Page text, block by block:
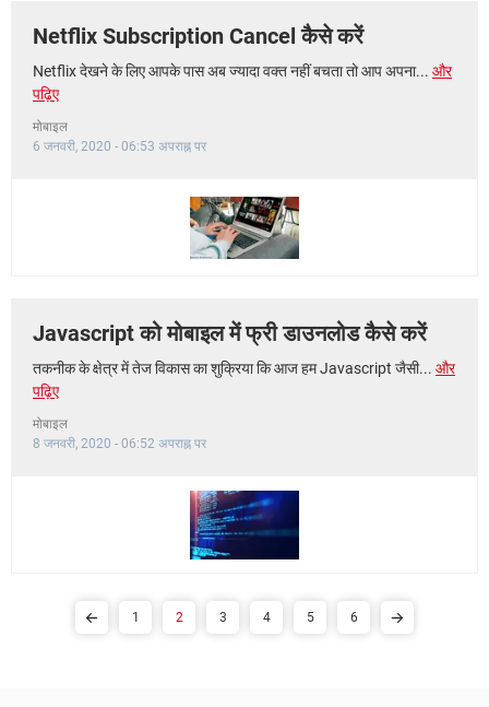
Netflix Subscription Cancel कैसे करें
Netflix देखने के लिए आपके पास अब ज्यादा वक्त नहीं बचता तो आप अपना... और
पढ़िए
मोबाइल
6 जनवरी, 2020 - 06:53 अपराह्न पर
Javascript को मोबाइल में फ्री डाउनलोड कैसे करें
तकनीक के क्षेत्र में तेज विकास का शुक्रिया कि आज हम Javascript जैसी... और
पढ़िए
मोबाइल
8 जनवरी, 2020 - 06:52 अपराह्न पर
1 2 3 4 5 6